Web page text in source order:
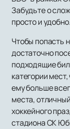
Забудьте о
просто и удобно.
Чтобы попасть
достаточно
подходящие
категории
ему больше
места,
хоккейного
стадиона СК